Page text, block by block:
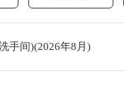
手间)(2026年8月)